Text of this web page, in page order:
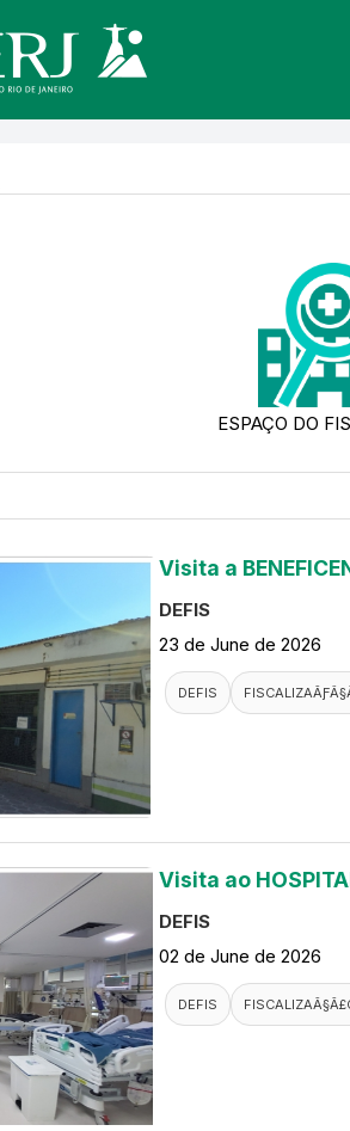
ESPAÇO DO
Visita a
DEFIS
23 de June de 2026
DEFIS
Visita ao
DEFIS
02 de June de 2026
DEFIS